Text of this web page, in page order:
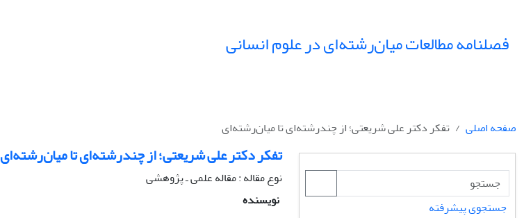
فصلنامه مطالعات میان‌رشته‌ای در علوم انسانی
صفحه اصلی تفکر دکتر علی شریعتی؛ از چندرشته‌ای تا میان‌رشته‌ای
تفکر دکتر علی شریعتی؛ از چندرشته‌ای تا میان‌رشته‌ای
نوع مقاله : مقاله علمی ـ پژوهشی
نویسنده
جستجوی پیشرفته